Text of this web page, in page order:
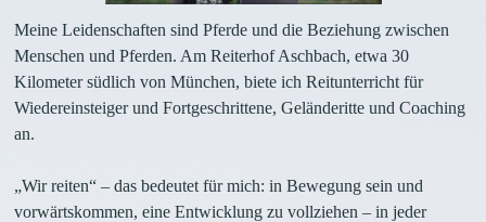
Meine Leidenschaften sind Pferde und die Beziehung zwischen
Menschen und Pferden. Am Reiterhof Aschbach, etwa 30
Kilometer südlich von München, biete ich Reitunterricht für
Wiedereinsteiger und Fortgeschrittene, Geländeritte und Coaching
an.
„Wir reiten“ – das bedeutet für mich: in Bewegung sein und
vorwärtskommen, eine Entwicklung zu vollziehen – in jeder